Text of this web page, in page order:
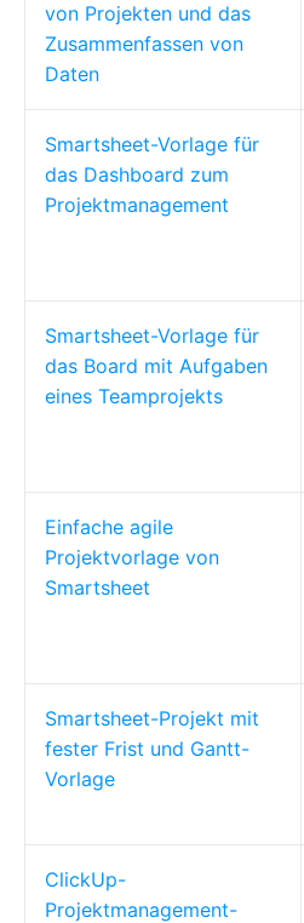
von Projekten und das
Zusammenfassen von
Daten
Smartsheet-Vorlage für
das Dashboard zum
Projektmanagement
Smartsheet-Vorlage für
das Board mit Aufgaben
eines Teamprojekts
Einfache agile
Projektvorlage von
Smartsheet
Smartsheet-Projekt mit
fester Frist und Gantt-
Vorlage
ClickUp-
Projektmanagement-